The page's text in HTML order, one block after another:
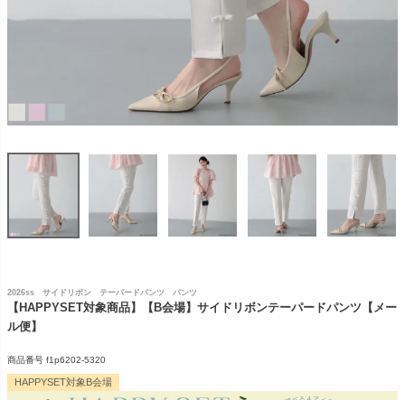
2026ss サイドリボン テーパードパンツ パンツ
【HAPPYSET対象商品】【B会場】サイドリボンテーパードパンツ【メー
ル便】
商品番号 f1p6202-5320
HAPPYSET対象B会場